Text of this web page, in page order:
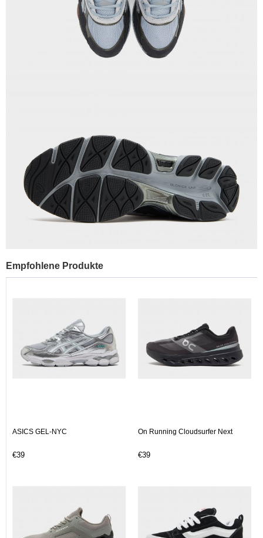
Empfohlene Produkte
ASICS GEL-NYC
€39
On Running Cloudsurfer Next
€39